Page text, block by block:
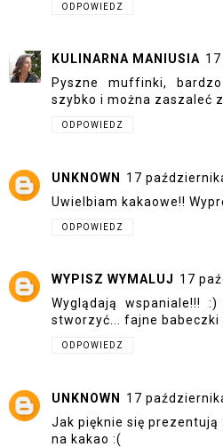
ODPOWIEDZ
KULINARNA MANIUSIA
Pyszne muffinki,
szybko i można zaszaleć
ODPOWIEDZ
UNKNOWN
17
Uwielbiam kakaowe!!
ODPOWIEDZ
WYPISZ WYMALUJ 17
Wyglądają wspaniale!!!
stworzyć... fajne babeczki
ODPOWIEDZ
UNKNOWN
17
Jak pięknie się
na kakao :(